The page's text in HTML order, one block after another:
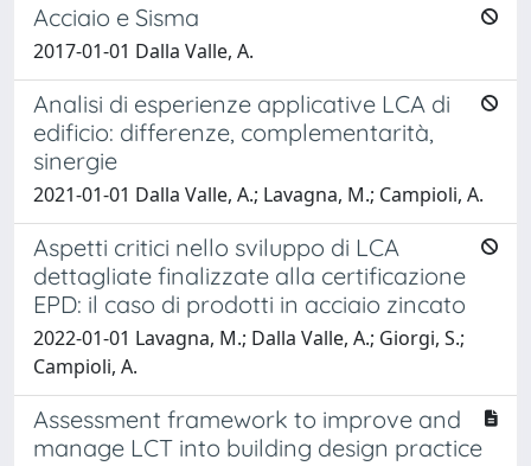
Acciaio e Sisma
2017-01-01 Dalla Valle, A.
Analisi di esperienze applicative LCA di
edificio: differenze, complementarità,
sinergie
2021-01-01 Dalla Valle, A.; Lavagna, M.; Campioli, A.
Aspetti critici nello sviluppo di LCA
dettagliate finalizzate alla certificazione
EPD: il caso di prodotti in acciaio zincato
2022-01-01 Lavagna, M.; Dalla Valle, A.; Giorgi, S.;
Campioli, A.
Assessment framework to improve and
manage LCT into building design practice